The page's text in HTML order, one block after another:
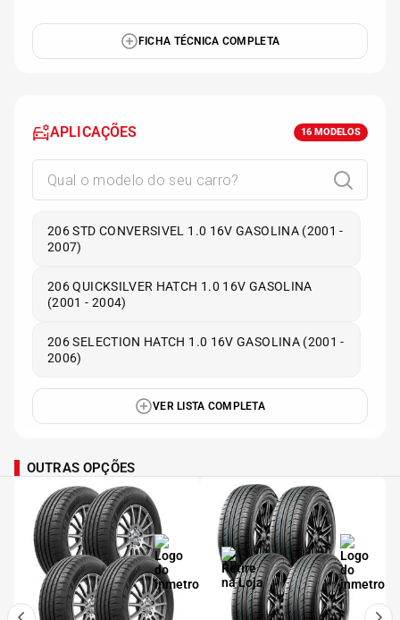
FICHA TÉCNICA COMPLETA
APLICAÇÕES 16 MODELOS
206 STD CONVERSIVEL 1.0 16V GASOLINA (2001 -
2007)
206 QUICKSILVER HATCH 1.0 16V GASOLINA
(2001 - 2004)
206 SELECTION HATCH 1.0 16V GASOLINA (2001 -
2006)
VER LISTA COMPLETA
OUTRAS OPÇÕES